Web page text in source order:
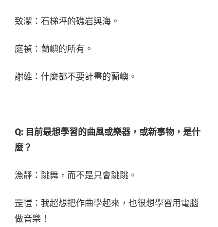
致潔：石梯坪的礁岩與海。
庭禎：蘭嶼的所有。
謝維：什麼都不要計畫的蘭嶼。
Q: 目前最想學習的曲風或樂器，或新事物，是什
麼？
漁靜：跳舞，而不是只會跳跳。
罡愷：我超想把作曲學起來，也很想學習用電腦
做音樂！